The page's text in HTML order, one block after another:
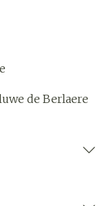
de Berlaere